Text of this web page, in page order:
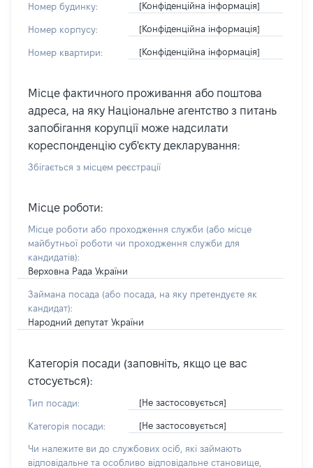
Номер будинку: [Конфіденційна інформація]
Номер корпусу: [Конфіденційна інформація]
Номер квартири: [Конфіденційна інформація]
Місце фактичного проживання або поштова
адреса, на яку Національне агентство з питань
запобігання корупції може надсилати
кореспонденцію суб'єкту декларування:
Збігається з місцем реєстрації
Місце роботи:
Місце роботи або проходження служби (або місце
майбутньої роботи чи проходження служби для
кандидатів):
Верховна Рада України
Займана посада (або посада, на яку претендуєте як
кандидат):
Народний депутат України
Категорія посади (заповніть, якщо це вас
стосується):
Тип посади: [Не застосовується]
Категорія посади: [Не застосовується]
Чи належите ви до службових осіб, які займають
відповідальне та особливо відповідальне становище,